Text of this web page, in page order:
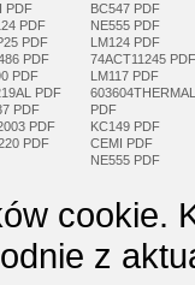
PDF
PDF
PDF
PDF
PDF
PDF
PDF
PDF
PDF
BC547 PDF
NE555 PDF
LM124 PDF
74ACT11245 PDF
LM117 PDF
603604THERMAL
PDF
KC149 PDF
CEMI PDF
NE555 PDF
cookie.
z